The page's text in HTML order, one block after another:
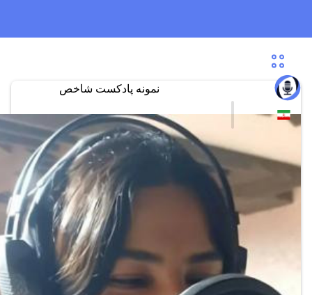
نمونه پادکست شاخص